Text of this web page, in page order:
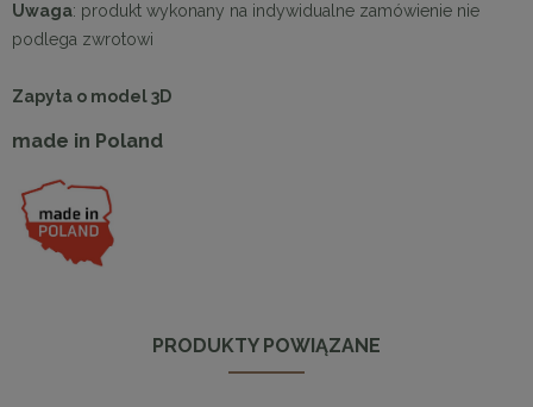
Uwaga: produkt wykonany na indywidualne zamówienie nie
podlega zwrotowi
Zapyta o model 3D
made in Poland
PRODUKTY POWIĄZANE